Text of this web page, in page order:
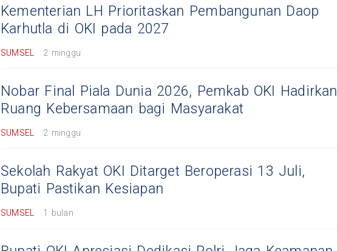
Kementerian LH Prioritaskan Pembangunan Daop
Karhutla di OKI pada 2027
SUMSEL 2 minggu
Nobar Final Piala Dunia 2026, Pemkab OKI Hadirkan
Ruang Kebersamaan bagi Masyarakat
SUMSEL 2 minggu
Sekolah Rakyat OKI Ditarget Beroperasi 13 Juli,
Bupati Pastikan Kesiapan
SUMSEL 1 bulan